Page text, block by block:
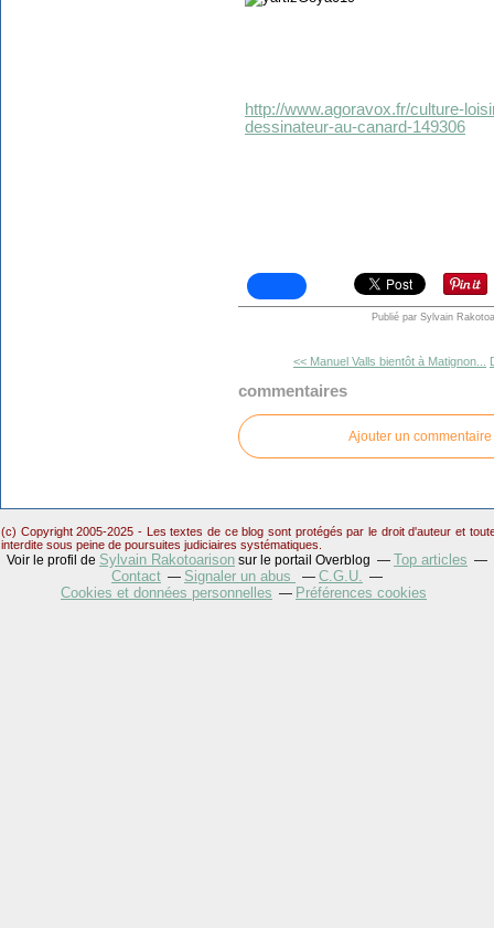
http://www.agoravox.fr/culture-
dessinateur-au-canard-149306
Publié par Sylvain
<< Manuel Valls bientôt à Matignon...
commentaires
Ajouter un commentaire
(c) Copyright 2005-2025 - Les textes de ce blog sont protégés par le droit d'auteur et
interdite sous peine de poursuites judiciaires systématiques.
Voir le profil de Sylvain Rakotoarison sur le portail Overblog
Top articles
Contact
Signaler un abus
C.G.U.
Cookies et données personnelles
Préférences cookies